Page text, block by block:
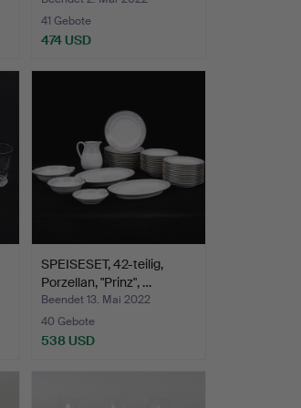
41 Gebote
474 USD
SPEISESET, 42-teilig,
Porzellan, "Prinz", …
Beendet 13. Mai 2022
40 Gebote
538 USD